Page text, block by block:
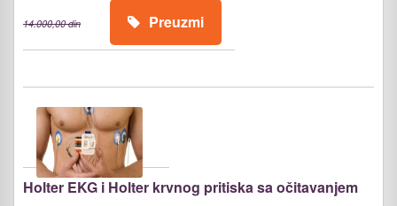
14.000,00 din Preuzmi
Holter EKG i Holter krvnog pritiska sa očitavanjem